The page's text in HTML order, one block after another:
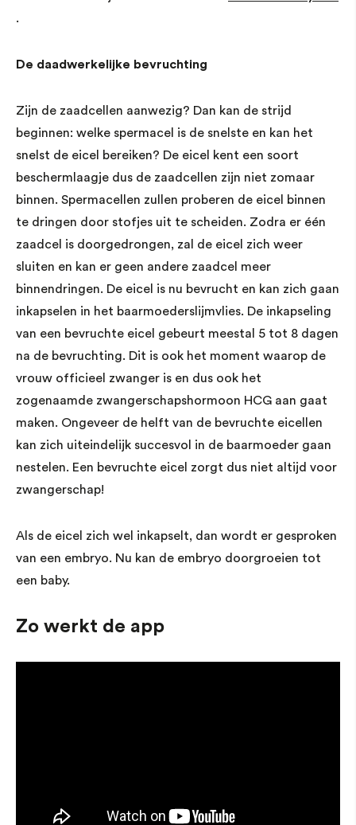
.
De daadwerkelijke bevruchting
Zijn de zaadcellen aanwezig? Dan kan de strijd
beginnen: welke spermacel is de snelste en kan het
snelst de eicel bereiken? De eicel kent een soort
beschermlaagje dus de zaadcellen zijn niet zomaar
binnen. Spermacellen zullen proberen de eicel binnen
te dringen door stofjes uit te scheiden. Zodra er één
zaadcel is doorgedrongen, zal de eicel zich weer
sluiten en kan er geen andere zaadcel meer
binnendringen. De eicel is nu bevrucht en kan zich gaan
inkapselen in het baarmoederslijmvlies. De inkapseling
van een bevruchte eicel gebeurt meestal 5 tot 8 dagen
na de bevruchting. Dit is ook het moment waarop de
vrouw officieel zwanger is en dus ook het
zogenaamde zwangerschapshormoon HCG aan gaat
maken. Ongeveer de helft van de bevruchte eicellen
kan zich uiteindelijk succesvol in de baarmoeder gaan
nestelen. Een bevruchte eicel zorgt dus niet altijd voor
zwangerschap!
Als de eicel zich wel inkapselt, dan wordt er gesproken
van een embryo. Nu kan de embryo doorgroeien tot
een baby.
Zo werkt de app